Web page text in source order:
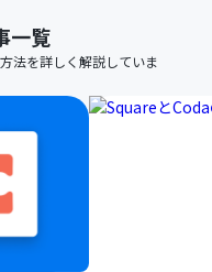
一覧
法を詳しく解説していま